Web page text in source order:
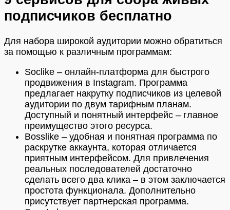
подписчиков бесплатно
Для набора широкой аудитории можно обратиться
за помощью к различным программам:
Soclike – онлайн-платформа для быстрого
продвижения в Instagram. Программа
предлагает накрутку подписчиков из целевой
аудитории по двум тарифным планам.
Доступный и понятный интерфейс – главное
преимущество этого ресурса.
Bosslike – удобная и понятная программа по
раскрутке аккаунта, которая отличается
приятным интерфейсом. Для привлечения
реальных последователей достаточно
сделать всего два клика – в этом заключается
простота функционала. Дополнительно
присутствует партнерская программа.